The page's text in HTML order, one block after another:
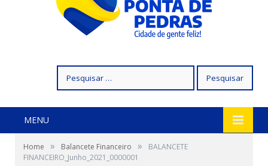
por:
MENU
Home » Balancete Financeiro »
BALANCETE
FINANCEIRO_Junho_2021_0000001